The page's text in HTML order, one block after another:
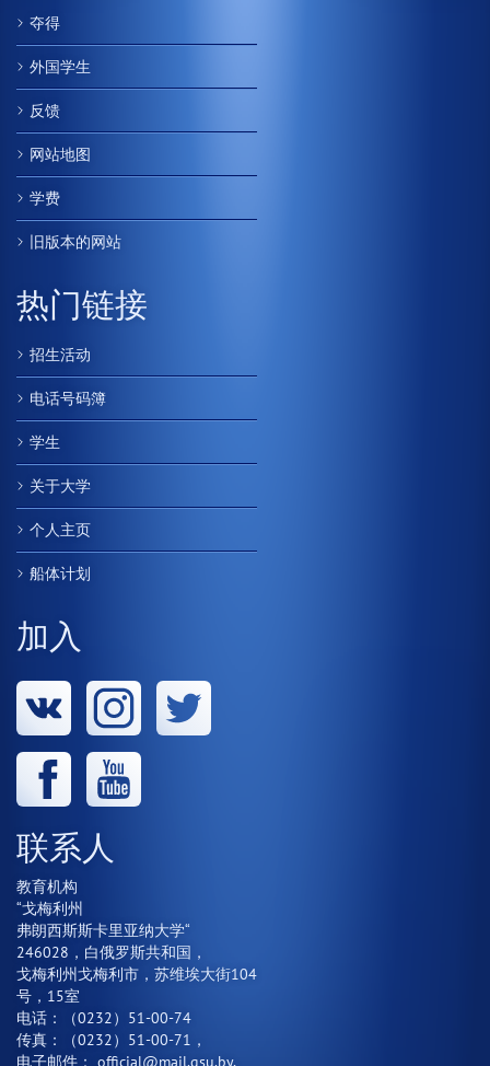
夺得
外国学生
反馈
网站地图
学费
旧版本的网站
热门链接
招生活动
电话号码簿
学生
关于大学
个人主页
船体计划
加入
联系人
教育机构
“戈梅利州
弗朗西斯斯卡里亚纳大学“
246028，白俄罗斯共和国，
戈梅利州戈梅利市，苏维埃大街104
号，15室
电话：（0232）51-00-74
传真：（0232）51-00-71，
电子邮件： official@mail.gsu.by,